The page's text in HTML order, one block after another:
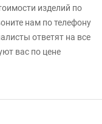
изделий по
нам по телефону
ответят на все
вас по цене